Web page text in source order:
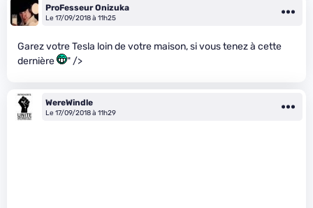
ProFesseur Onizuka
Le 17/09/2018 à 11h25
Garez votre Tesla loin de votre maison, si vous tenez à cette
dernière
" />
WereWindle
Le 17/09/2018 à 11h29